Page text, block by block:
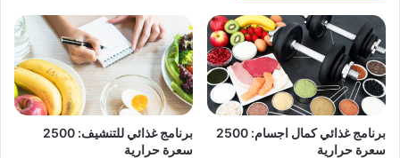
برنامج غذائي كمال اجسام: 2500
سعرة حرارية
برنامج غذائي للتنشيف: 2500
سعرة حرارية